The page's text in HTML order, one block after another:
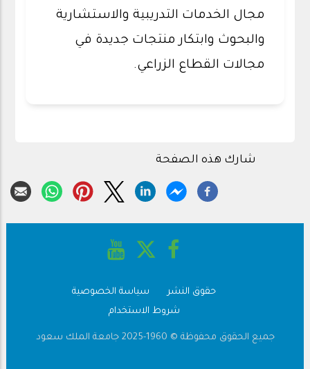
مجال الخدمات التدريبية والاستشارية
والبحوث وابتكار منتجات جديدة في
مجالات القطاع الزراعي.
شارك هذه الصفحة
حقوق النشر
سياسة الخصوصية
شروط الاستخدام
جميع الحقوق محفوظة © 1960-2025 جامعة الملك سعود